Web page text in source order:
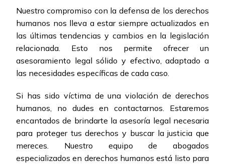
Nuestro compromiso con la defensa de los derechos
humanos nos lleva a estar siempre actualizados en
las últimas tendencias y cambios en la legislación
relacionada. Esto nos permite ofrecer un
asesoramiento legal sólido y efectivo, adaptado a
las necesidades específicas de cada caso.
Si has sido víctima de una violación de derechos
humanos, no dudes en contactarnos. Estaremos
encantados de brindarte la asesoría legal necesaria
para proteger tus derechos y buscar la justicia que
mereces. Nuestro equipo de abogados
especializados en derechos humanos está listo para